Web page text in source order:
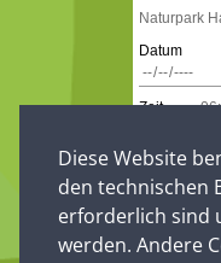
Diese Website
den technischen
erforderlich sind
werden. Andere